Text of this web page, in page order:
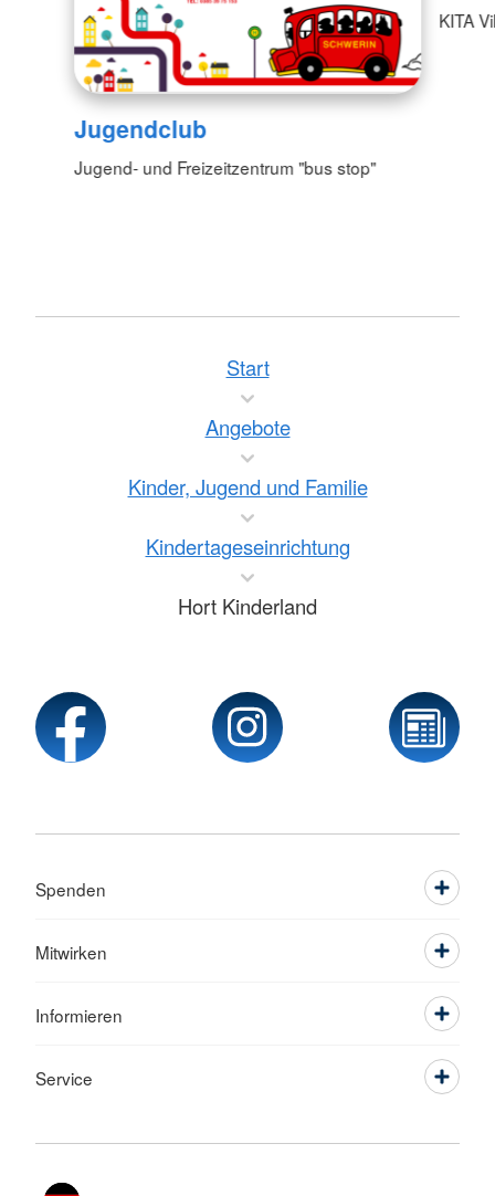
Jugendclub
Jugend- und Freizeitzentrum "bus stop"
KITA
Start
Angebote
Kinder, Jugend und Familie
Kindertageseinrichtung
Hort Kinderland
Spenden
Mitwirken
Informieren
Service
Sprache wechseln zu